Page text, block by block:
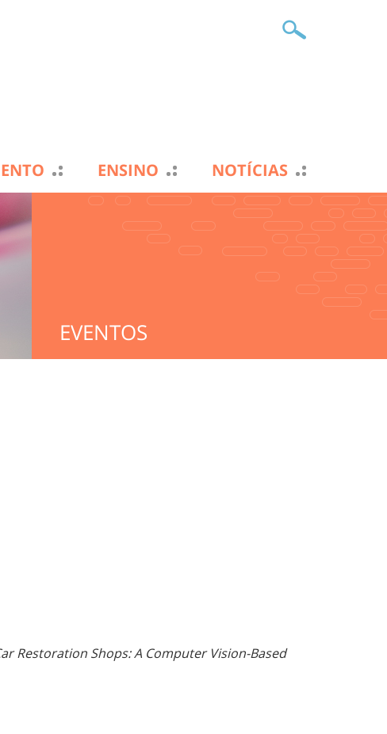
ENSINO NOTÍCIAS
EVENTOS
Restoration Shops: A Computer Vision-Based